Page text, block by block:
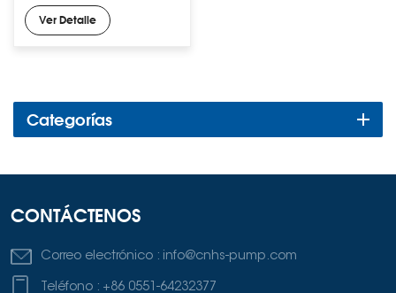
API 610
Ver Detalle
Categorías
CONTÁCTENOS
Correo electrónico : info@cnhs-pump.com
Teléfono : +86 0551-64232377